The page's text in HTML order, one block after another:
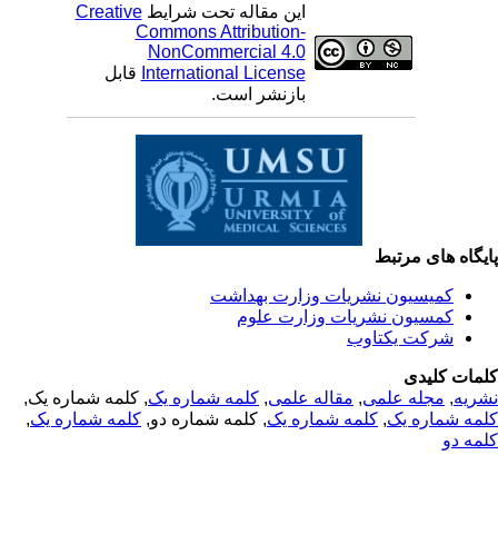
این مقاله تحت شرایطCreative
Commons Attribution-
NonCommercial 4.0
International Licenseقابل
بازنشر است.
های مرتبط
کمیسیون نشریات وزارت بهداشت
کمسیون نشریات وزارت علوم
شرکت یکتاوب
کلیدی
,مجله علمی, مقاله علمی, کلمه شماره یک, کلمه شماره یک,
شماره یک,کلمه شماره یک, کلمه شماره دو,کلمه شماره یک,
دو